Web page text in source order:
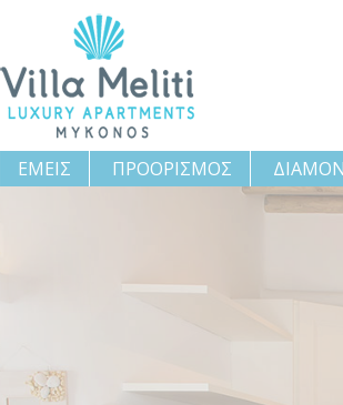
ΕΜΕΙΣ ΠΡΟΟΡΙΣΜΟΣ